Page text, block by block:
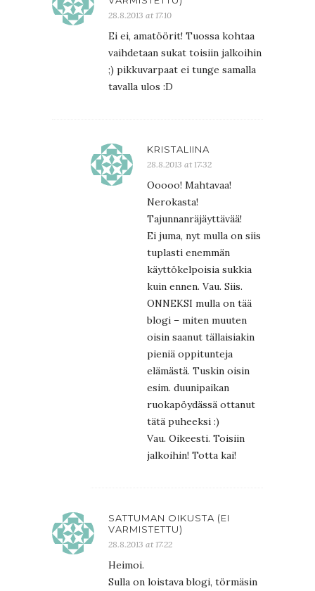
28.8.2013 at 17:10
Ei ei, amatöörit! Tuossa kohtaa
vaihdetaan sukat toisiin jalkoihin
;) pikkuvarpaat ei tunge samalla
tavalla ulos :D
KRISTALIINA
28.8.2013 at 17:32
Ooooo! Mahtavaa!
Nerokasta!
Tajunnanräjäyttävää!
Ei juma, nyt mulla on siis
tuplasti enemmän
käyttökelpoisia sukkia
kuin ennen. Vau. Siis.
ONNEKSI mulla on tää
blogi – miten muuten
oisin saanut tällaisiakin
pieniä oppitunteja
elämästä. Tuskin oisin
esim. duunipaikan
ruokapöydässä ottanut
tätä puheeksi :)
Vau. Oikeesti. Toisiin
jalkoihin! Totta kai!
SATTUMAN OIKUSTA (EI
VARMISTETTU)
28.8.2013 at 17:22
Heimoi.
Sulla on loistava blogi, törmäsin